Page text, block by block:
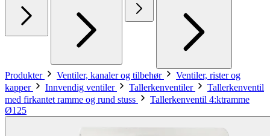
Produkter Ventiler, kanaler og tilbehør
Ventiler, rister og
kapper
Innvendig ventiler Tallerkenventiler
Tallerkenventil
med firkantet ramme og rund stuss
Tallerkenventil 4:ktramme
Ø125